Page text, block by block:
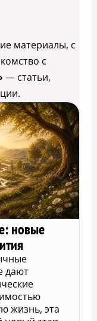
материалы, с
с
— статьи,
новые
дают
жизнь, эта